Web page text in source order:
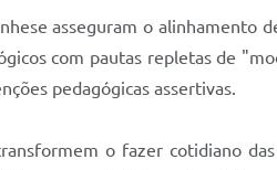
asseguram o alinhamento
com pautas repletas de
pedagógicas assertivas.
o fazer cotidiano